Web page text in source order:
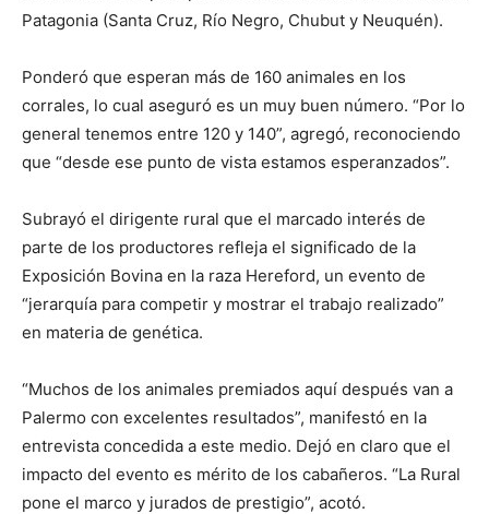
Patagonia (Santa Cruz, Río Negro, Chubut y Neuquén).
Ponderó que esperan más de 160 animales en los
corrales, lo cual aseguró es un muy buen número. “Por lo
general tenemos entre 120 y 140”, agregó, reconociendo
que “desde ese punto de vista estamos esperanzados”.
Subrayó el dirigente rural que el marcado interés de
parte de los productores refleja el significado de la
Exposición Bovina en la raza Hereford, un evento de
“jerarquía para competir y mostrar el trabajo realizado”
en materia de genética.
“Muchos de los animales premiados aquí después van a
Palermo con excelentes resultados”, manifestó en la
entrevista concedida a este medio. Dejó en claro que el
impacto del evento es mérito de los cabañeros. “La Rural
pone el marco y jurados de prestigio”, acotó.